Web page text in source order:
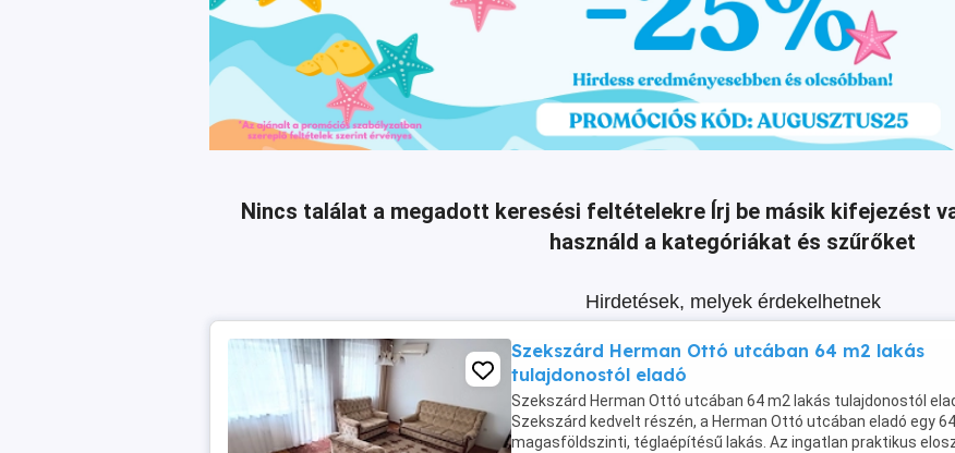
Nincs találat a megadott keresési feltételekre Írj be másik kifejezést
használd a kategóriákat és szűrőket
Hirdetések, melyek érdekelhetnek
Szekszárd Herman Ottó utcában 64 m2 lakás
tulajdonostól eladó
Szekszárd Herman Ottó utcában 64 m2 lakás tulajdonostól
Szekszárd kedvelt részén, a Herman Ottó utcában eladó egy
magasföldszinti, téglaépítésű lakás. Az ingatlan praktikus